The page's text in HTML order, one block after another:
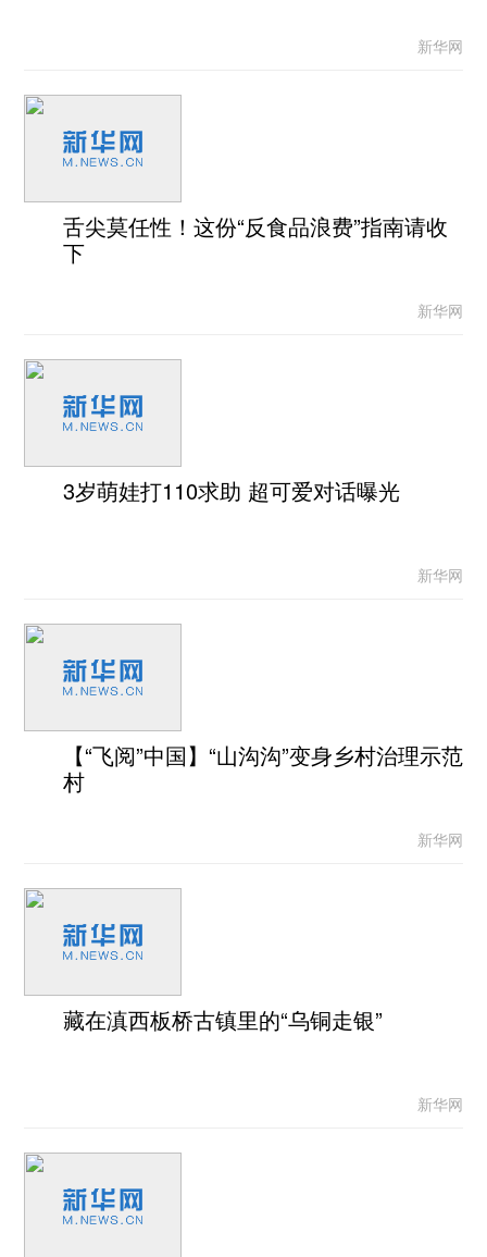
新华网
舌尖莫任性！这份“反食品浪费”指南请收
下
新华网
3岁萌娃打110求助 超可爱对话曝光
新华网
【“飞阅”中国】“山沟沟”变身乡村治理示范
村
新华网
藏在滇西板桥古镇里的“乌铜走银”
新华网